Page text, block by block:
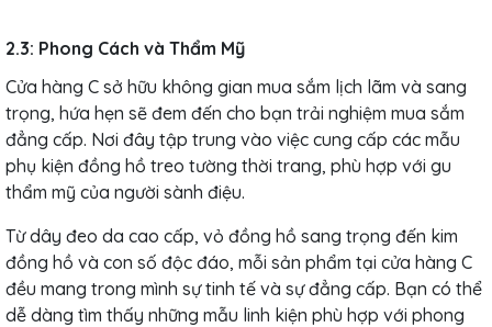
2.3: Phong Cách và Thẩm Mỹ
Cửa hàng C sở hữu không gian mua sắm lịch lãm và sang
trọng, hứa hẹn sẽ đem đến cho bạn trải nghiệm mua sắm
đẳng cấp. Nơi đây tập trung vào việc cung cấp các mẫu
phụ kiện đồng hồ treo tường thời trang, phù hợp với gu
thẩm mỹ của người sành điệu.
Từ dây đeo da cao cấp, vỏ đồng hồ sang trọng đến kim
đồng hồ và con số độc đáo, mỗi sản phẩm tại cửa hàng C
đều mang trong mình sự tinh tế và sự đẳng cấp. Bạn có thể
dễ dàng tìm thấy những mẫu linh kiện phù hợp với phong